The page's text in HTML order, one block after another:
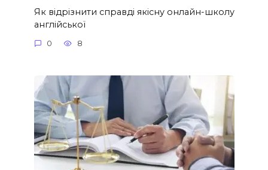
Як відрізнити справді якісну онлайн-школу
англійської
0 8